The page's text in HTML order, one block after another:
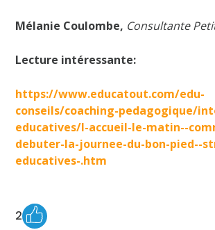
Mélanie Coulombe, Consultante
Lecture intéressante:
https://www.educatout.com/edu-
conseils/coaching-pedagogique/
educatives/l-accueil-le-matin--
debuter-la-journee-du-bon-pied--
educatives-.htm
2